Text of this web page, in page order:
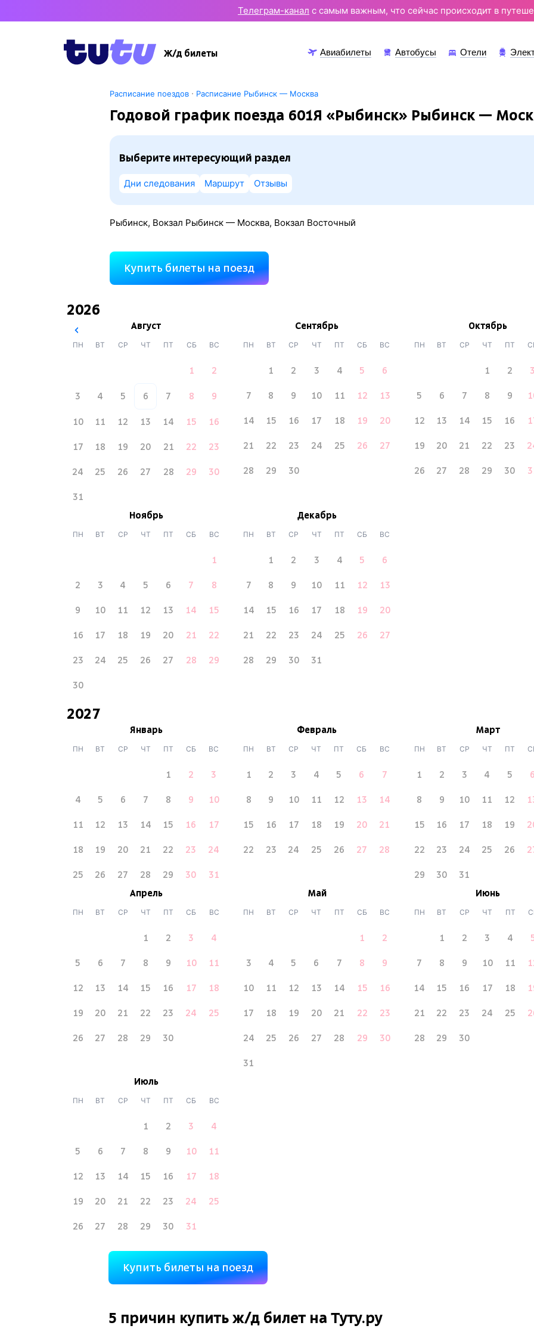
Телеграм-канал с самым важным, что сейчас происходит в
Ж/д билеты Авиабилеты Автобусы Отели
Расписание поездов· Расписание Рыбинск — Москва
Годовой график поезда 601Я «Рыбинск» Рыбинск —
Выберите интересующий раздел
Дни следования Маршрут Отзывы
Рыбинск, Вокзал Рыбинск — Москва, Вокзал Восточный
Купить билеты на поезд
2026
Август
ПН ВТ СР ЧТ ПТ СБ ВС
1 2
3 4 5 6 7 8 9
10 11 12 13 14 15 16
17 18 19 20 21 22 23
24 25 26 27 28 29 30
31
Сентябрь
ПН ВТ СР ЧТ ПТ СБ ВС
1 2 3 4 5 6
7 8 9 10 11 12 13
14 15 16 17 18 19 20
21 22 23 24 25 26 27
28 29 30
Октябрь
ПН ВТ СР ЧТ ПТ
1 2 3
5 6 7 8 9
12 13 14 15 16
19 20 21 22 23
26 27 28 29 30
Ноябрь
ПН ВТ СР ЧТ ПТ СБ ВС
1
2 3 4 5 6 7 8
9 10 11 12 13 14 15
16 17 18 19 20 21 22
23 24 25 26 27 28 29
30
Декабрь
ПН ВТ СР ЧТ ПТ СБ ВС
1 2 3 4 5 6
7 8 9 10 11 12 13
14 15 16 17 18 19 20
21 22 23 24 25 26 27
28 29 30 31
2027
Январь
ПН ВТ СР ЧТ ПТ СБ ВС
1 2 3
4 5 6 7 8 9 10
11 12 13 14 15 16 17
18 19 20 21 22 23 24
25 26 27 28 29 30 31
Февраль
ПН ВТ СР ЧТ ПТ СБ ВС
1 2 3 4 5 6 7
8 9 10 11 12 13 14
15 16 17 18 19 20 21
22 23 24 25 26 27 28
Март
ПН ВТ СР ЧТ ПТ
1 2 3 4 5 6
8 9 10 11 12
15 16 17 18 19
22 23 24 25 26
29 30
31
Апрель
ПН ВТ СР ЧТ ПТ СБ ВС
1 2 3 4
5 6 7 8 9 10 11
12 13 14 15 16 17 18
19 20 21 22 23 24 25
26 27 28 29 30
Май
ПН ВТ СР ЧТ ПТ СБ ВС
1 2
3 4 5 6 7 8 9
10 11 12 13 14 15 16
17 18 19 20 21 22 23
24 25 26 27 28 29 30
31
Июнь
ПН ВТ СР ЧТ ПТ
1 2 3 4
7 8 9 10 11
14 15 16 17 18
21 22 23 24 25
28 29 30
Июль
ПН ВТ СР ЧТ ПТ СБ ВС
1 2 3 4
5 6 7 8 9 10 11
12 13 14 15 16 17 18
19 20 21 22 23 24 25
26 27 28 29 30 31
Купить билеты на поезд
5 причин купить ж/дбилет на Туту.ру